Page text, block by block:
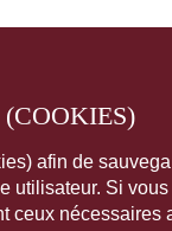
afin de
utilisateur. Si
ceux nécessaires